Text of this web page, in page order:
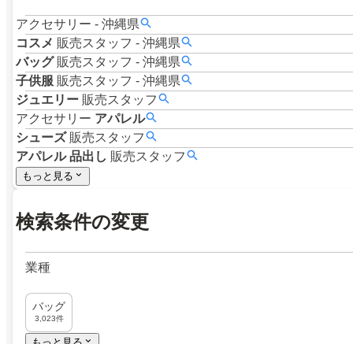
アクセサリー - 沖縄県
コスメ 販売スタッフ - 沖縄県
バッグ 販売スタッフ - 沖縄県
子供服 販売スタッフ - 沖縄県
ジュエリー 販売スタッフ
アクセサリー アパレル
シューズ 販売スタッフ
アパレル 品出し 販売スタッフ
もっと見る
検索条件の変更
業種
バッグ
3,023件